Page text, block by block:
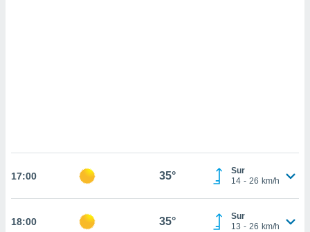
17:00 35°
Sur
14 - 26 km/h
18:00 35°
Sur
13 - 26 km/h